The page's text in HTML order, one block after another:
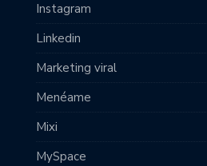
Instagram
Linkedin
Marketing viral
Menéame
Mixi
MySpace